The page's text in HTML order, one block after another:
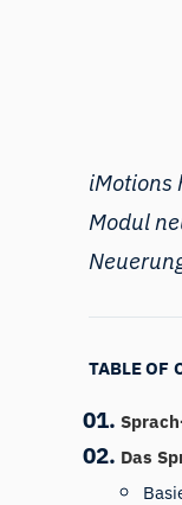
iMotions
Modul
TABLE OF
Das